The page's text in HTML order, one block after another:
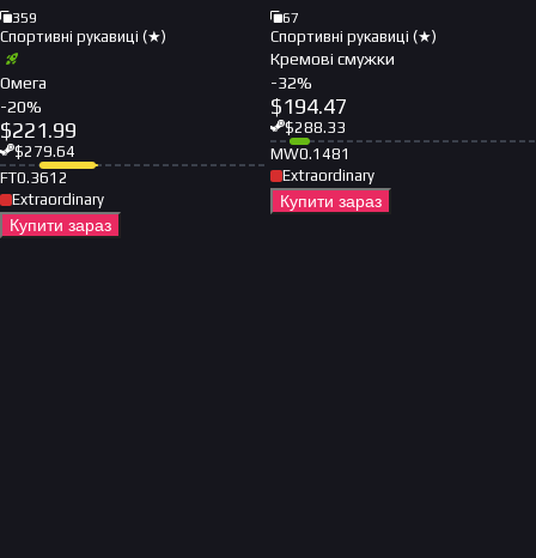
359
Спортивні рукавиці (★)
Омега
-20%
$221.99
$279.64
FT0.3612
Extraordinary
Купити зараз
67
Спортивні рукавиці (★)
Кремові смужки
-32%
$194.47
$288.33
MW0.1481
Extraordinary
Купити зараз